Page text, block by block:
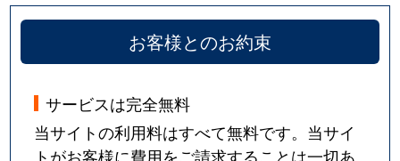
お客様とのお約束
サービスは完全無料
当サイトの利用料はすべて無料です。当サイ
トがお客様に費用をご請求することは一切あ